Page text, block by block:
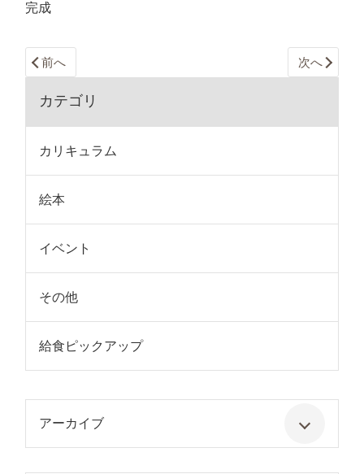
完成
前へ 次へ
カテゴリ
カリキュラム
絵本
イベント
その他
給食ピックアップ
アーカイブ